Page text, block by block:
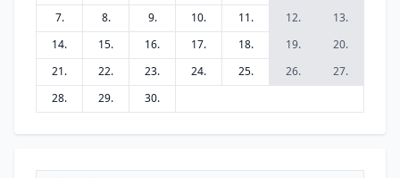
7.
8. 9. 10. 11. 12.
13.
14.
15. 16. 17. 18. 19.
20.
21.
22. 23. 24. 25. 26.
27.
28.
29. 30.